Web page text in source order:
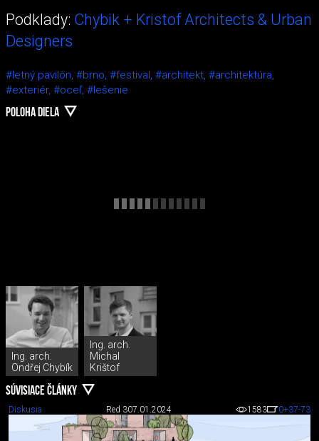
Podklady: Chybik + Kristof Architects & Urban
Designers
#letný pavilón, #brno, #festival, #architekt, #architektúra,
#exteriér, #oceľ, #lešenie
POLOHA DIELA
Ing. arch.
Ondřej Chybík
Ing. arch.
Michal
Krištof
SÚVISIACE ČLÁNKY
Diskusia Red 307.01.2024 1583 0+37-73